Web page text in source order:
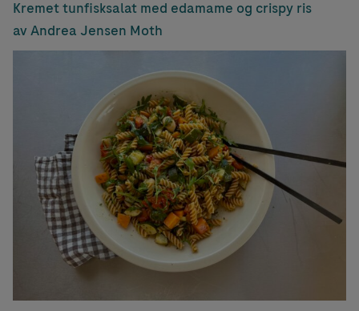
Kremet tunfisksalat med edamame og crispy ris
av Andrea Jensen Moth